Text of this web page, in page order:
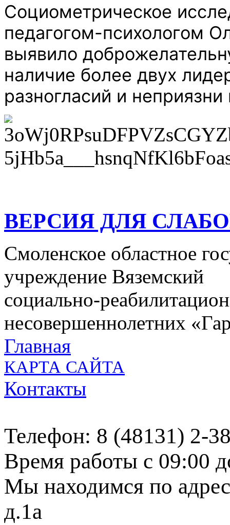
Социометрическое
педагогом-психологом
выявило
наличие более двух
разногласий и
ВЕРСИЯ ДЛЯ
Смоленское областное
учреждение Вяземский
социально-
несовершеннолетних
Главная
КАРТА САЙТА
Контакты
Телефон: 8 (48131) 2-
Время работы с 09:00
Мы находимся по
д.1а